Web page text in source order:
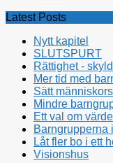
Latest Posts
Nytt kapitel
SLUTSPURT
Rättighet -
Mer tid med
Sätt
Mindre
Ett val om
Barngrupperna
Låt fler bo i ett
Visionshus